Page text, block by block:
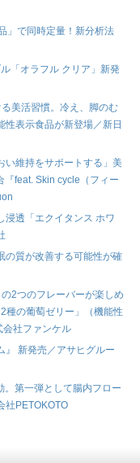
」で同時定量！新分析法
「オラフル クリア」新発
美活習慣。冷え、脚のむ
性表示食品が新登場／新日
い維持をサポートする」美
『feat. Skin cycle（フィー
浸透「エクイタンス ホワ
の質が改善する可能性が確
2つのフレーバーが楽しめ
種の葡萄ゼリー」（機能性
社ファンケル
』 新発売／アサヒグルー
。第一弾として腸内フロー
社PETOKOTO